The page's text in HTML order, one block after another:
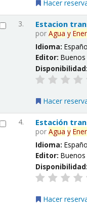
Hacer
3. Estacion
porAgua y
Idioma:
Editor:
Disponibilidad:
Hacer
4. Estación
porAgua y
Idioma:
Editor:
Disponibilidad:
Hacer